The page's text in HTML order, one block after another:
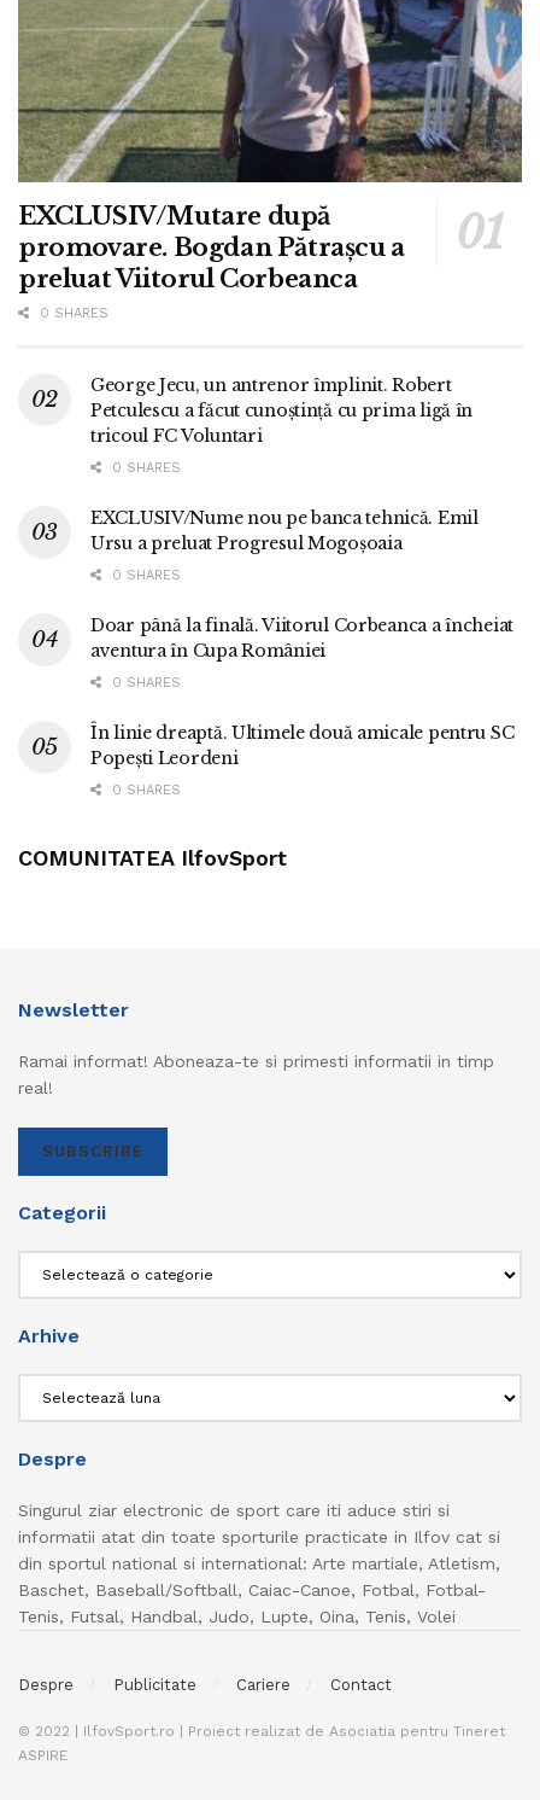
EXCLUSIV/Mutare după
promovare. Bogdan Pătrașcu a
preluat Viitorul Corbeanca
0 SHARES
George Jecu, un antrenor împlinit. Robert
Petculescu a făcut cunoștință cu prima ligă în
tricoul FC Voluntari
0 SHARES
EXCLUSIV/Nume nou pe banca tehnică. Emil
Ursu a preluat Progresul Mogoșoaia
0 SHARES
Doar până la finală. Viitorul Corbeanca a încheiat
aventura în Cupa României
0 SHARES
În linie dreaptă. Ultimele două amicale pentru SC
Popești Leordeni
0 SHARES
COMUNITATEA IlfovSport
Newsletter
Ramai informat! Aboneaza-te si primesti informatii in timp
real!
SUBSCRIBE
Categorii
Arhive
Despre
Singurul ziar electronic de sport care iti aduce stiri si
informatii atat din toate sporturile practicate in Ilfov cat si
din sportul national si international: Arte martiale, Atletism,
Baschet, Baseball/Softball, Caiac-Canoe, Fotbal, Fotbal-
Tenis, Futsal, Handbal, Judo, Lupte, Oina, Tenis, Volei
Despre Publicitate Cariere Contact
© 2022 | IlfovSport.ro | Proiect realizat de Asociatia pentru Tineret
ASPIRE